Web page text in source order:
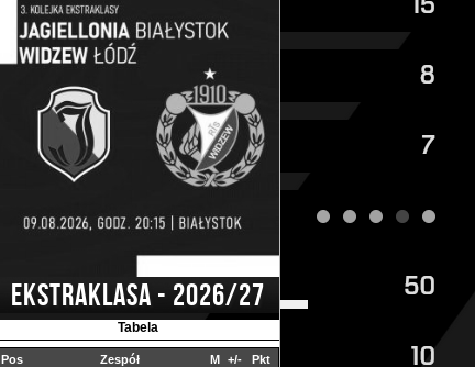
EKSTRAKLASA - 2026/27
Tabela
Pos Zespół M +/- Pkt